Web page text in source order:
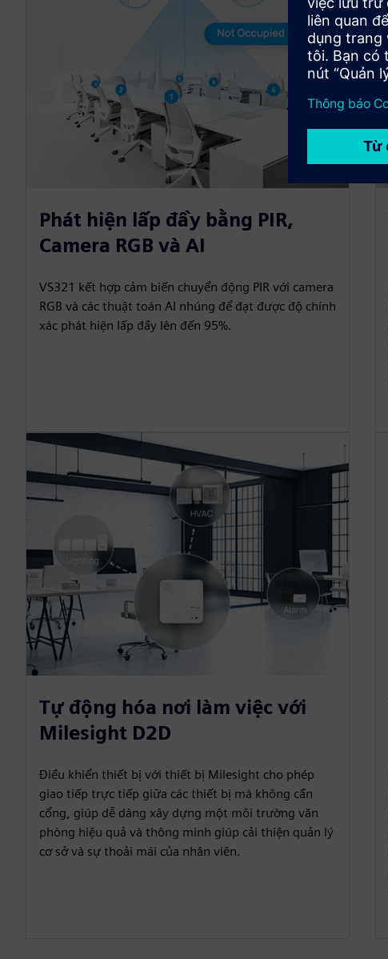
Phát hiện lấp đầy bằng PIR,
Camera RGB và AI
VS321 kết hợp cảm biến chuyển động PIR với camera
RGB và các thuật toán AI nhúng để đạt được độ chính
xác phát hiện lấp đầy lên đến 95%.
Tự động hóa nơi làm việc với
Milesight D2D
Điều khiển thiết bị với thiết bị Milesight cho phép
giao tiếp trực tiếp giữa các thiết bị mà không cần
cổng, giúp dễ dàng xây dựng một môi trường văn
phòng hiệu quả và thông minh giúp cải thiện quản lý
cơ sở và sự thoải mái của nhân viên.